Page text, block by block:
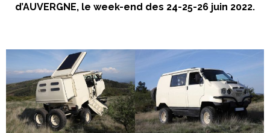
d’AUVERGNE, le week-end des 24-25-26 juin 2022.